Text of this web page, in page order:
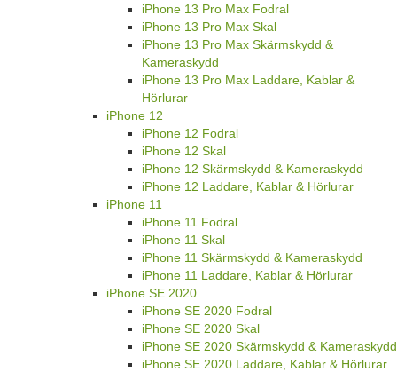
iPhone 13 Pro Max Fodral
iPhone 13 Pro Max Skal
iPhone 13 Pro Max Skärmskydd &
Kameraskydd
iPhone 13 Pro Max Laddare, Kablar &
Hörlurar
iPhone 12
iPhone 12 Fodral
iPhone 12 Skal
iPhone 12 Skärmskydd & Kameraskydd
iPhone 12 Laddare, Kablar & Hörlurar
iPhone 11
iPhone 11 Fodral
iPhone 11 Skal
iPhone 11 Skärmskydd & Kameraskydd
iPhone 11 Laddare, Kablar & Hörlurar
iPhone SE 2020
iPhone SE 2020 Fodral
iPhone SE 2020 Skal
iPhone SE 2020 Skärmskydd & Kameraskydd
iPhone SE 2020 Laddare, Kablar & Hörlurar